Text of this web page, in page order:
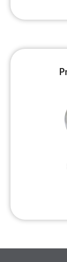
Name:
Anbieter:
Cookie
externen
YouTube